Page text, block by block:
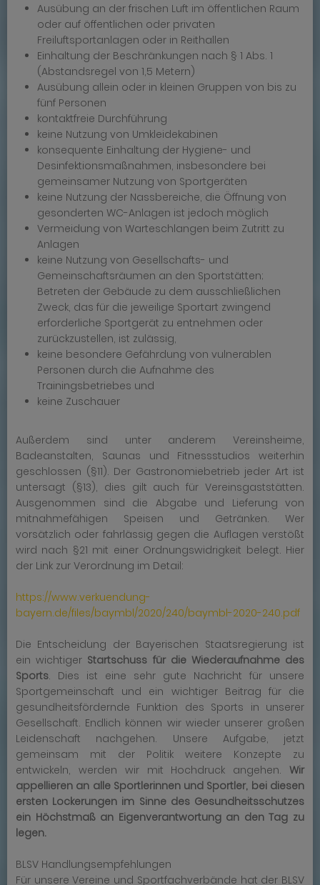
Ausübung an der frischen Luft im öffentlichen Raum
oder auf öffentlichen oder privaten
Freiluftsportanlagen oder in Reithallen
Einhaltung der Beschränkungen nach § 1 Abs. 1
(Abstandsregel von 1,5 Metern)
Ausübung allein oder in kleinen Gruppen von bis zu
fünf Personen
kontaktfreie Durchführung
keine Nutzung von Umkleidekabinen
konsequente Einhaltung der Hygiene- und
Desinfektionsmaßnahmen, insbesondere bei
gemeinsamer Nutzung von Sportgeräten
keine Nutzung der Nassbereiche, die Öffnung von
gesonderten WC-Anlagen ist jedoch möglich
Vermeidung von Warteschlangen beim Zutritt zu
Anlagen
keine Nutzung von Gesellschafts- und
Gemeinschaftsräumen an den Sportstätten;
Betreten der Gebäude zu dem ausschließlichen
Zweck, das für die jeweilige Sportart zwingend
erforderliche Sportgerät zu entnehmen oder
zurückzustellen, ist zulässig,
keine besondere Gefährdung von vulnerablen
Personen durch die Aufnahme des
Trainingsbetriebes und
keine Zuschauer
Außerdem sind unter anderem Vereinsheime,
Badeanstalten, Saunas und Fitnessstudios weiterhin
geschlossen (§11). Der Gastronomiebetrieb jeder Art ist
untersagt (§13), dies gilt auch für Vereinsgaststätten.
Ausgenommen sind die Abgabe und Lieferung von
mitnahmefähigen Speisen und Getränken. Wer
vorsätzlich oder fahrlässig gegen die Auflagen verstößt
wird nach §21 mit einer Ordnungswidrigkeit belegt. Hier
der Link zur Verordnung im Detail:
https://www.verkuendung-
bayern.de/files/baymbl/2020/240/baymbl-2020-240.pdf
Die Entscheidung der Bayerischen Staatsregierung ist
ein wichtiger Startschuss für die Wiederaufnahme des
Sports. Dies ist eine sehr gute Nachricht für unsere
Sportgemeinschaft und ein wichtiger Beitrag für die
gesundheitsfördernde Funktion des Sports in unserer
Gesellschaft. Endlich können wir wieder unserer großen
Leidenschaft nachgehen. Unsere Aufgabe, jetzt
gemeinsam mit der Politik weitere Konzepte zu
entwickeln, werden wir mit Hochdruck angehen. Wir
appellieren an alle Sportlerinnen und Sportler, bei diesen
ersten Lockerungen im Sinne des Gesundheitsschutzes
ein Höchstmaß an Eigenverantwortung an den Tag zu
legen.
BLSV Handlungsempfehlungen
Für unsere Vereine und Sportfachverbände hat der BLSV